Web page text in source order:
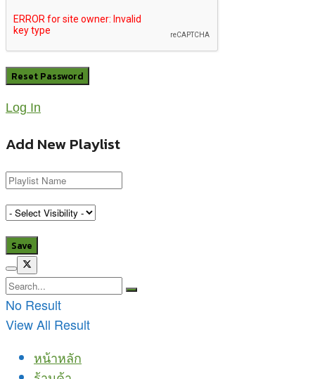
Log In
Add New Playlist
No Result
View All Result
หน้าหลัก